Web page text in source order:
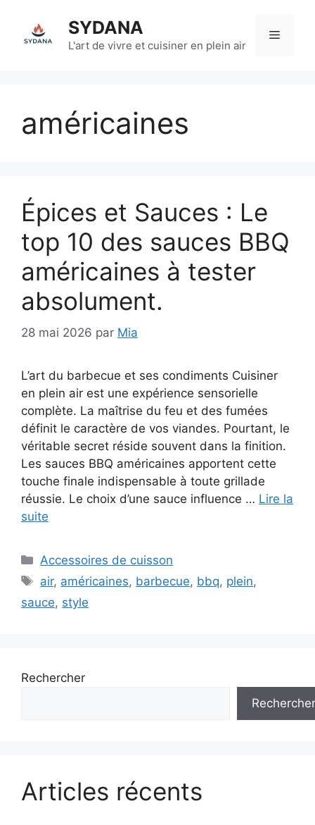
contenu
SYDANA
L'art de vivre et cuisiner en plein air
Menu
américaines
Épices et Sauces : Le
top 10 des sauces BBQ
américaines à tester
absolument.
28 mai 2026 par Mia
L’art du barbecue et ses condiments Cuisiner
en plein air est une expérience sensorielle
complète. La maîtrise du feu et des fumées
définit le caractère de vos viandes. Pourtant, le
véritable secret réside souvent dans la finition.
Les sauces BBQ américaines apportent cette
touche finale indispensable à toute grillade
réussie. Le choix d’une sauce influence … Lire la
suite
Catégories
Accessoires de cuisson
Étiquettes
air, américaines, barbecue, bbq, plein,
sauce, style
Rechercher
Rechercher
Articles récents